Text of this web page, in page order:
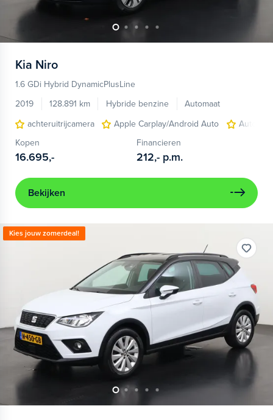
Kia Niro
1.6 GDi Hybrid DynamicPlusLine
2019
128.891 km Hybride benzine
Automaat
achteruitrijcamera
Apple Carplay/Android Auto
Kopen
16.695,-
Financieren
212,- p.m.
Bekijken
Kies jouw zomerdeal!